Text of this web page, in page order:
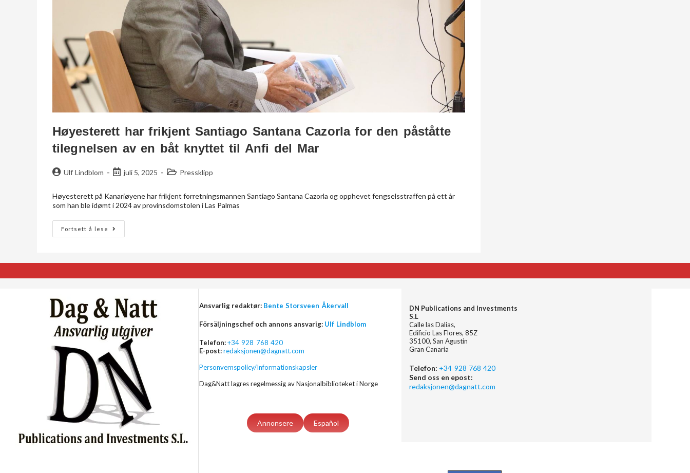
Høyesterett har frikjent Santiago Santana Cazorla for den påståtte
tilegnelsen av en båt knyttet til Anfi del Mar
Ulf Lindblom juli 5, 2025 Pressklipp
Høyesterett på Kanariøyene har frikjent forretningsmannen Santiago Santana Cazorla og opphevet fengselsstraffen på ett år
som han ble idømt i 2024 av provinsdomstolen i Las Palmas
Fortsett å lese
Ansvarlig redaktør: Bente Storsveen Åkervall
Försäljningschef och annons ansvarig: Ulf Lindblom
Telefon:+34 928 768 420
E-post:redaksjonen@dagnatt.com
Personvernspolicy/Informationskapsler
Dag&Natt lagres regelmessig av Nasjonalbiblioteket i Norge
Annonsere Español
DN Publications and Investments
S.L
Calle las Dalias,
Edificio Las Flores, 85Z
35100, San Agustin
Gran Canaria
Telefon: +34 928 768 420
Send oss en epost:
redaksjonen@dagnatt.com